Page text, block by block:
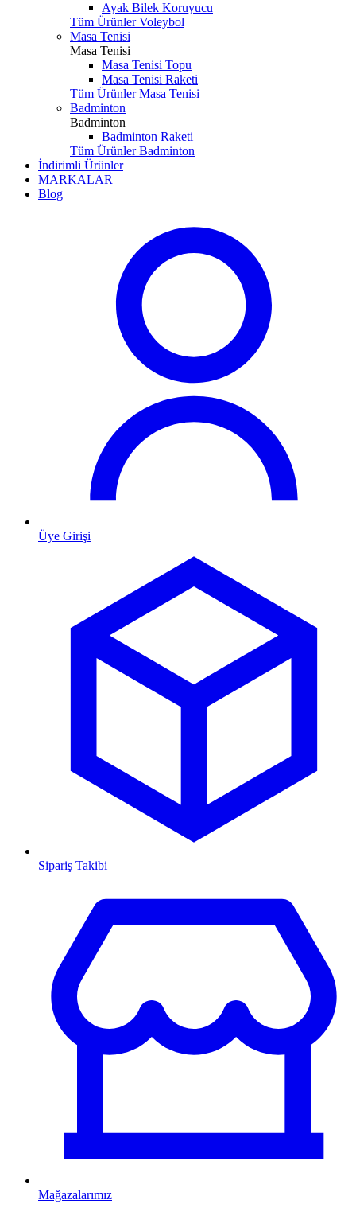
Ayak Bilek Koruyucu
Tüm Ürünler Voleybol
Masa Tenisi
Masa Tenisi
Masa Tenisi Topu
Masa Tenisi Raketi
Tüm Ürünler Masa Tenisi
Badminton
Badminton
Badminton Raketi
Tüm Ürünler Badminton
İndirimli Ürünler
MARKALAR
Blog
Üye Girişi
Sipariş Takibi
Mağazalarımız